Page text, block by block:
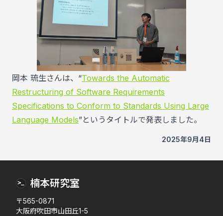
岡本 琉生さんは、“Towards the Automatic
Restructuring of Software Requirements
Specifications to Conform to Standards Using Large
Language Models”というタイトルで発表しました。
2025年9月4日
楠本研究室
〒565-0871
大阪府吹田市山田丘1-5